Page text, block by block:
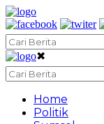
✖
Home
Politik